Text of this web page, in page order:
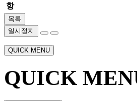
항
목록
일시정지
QUICK MENU
QUICK